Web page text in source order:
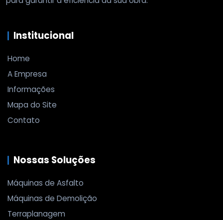
Institucional
Home
A Empresa
Informações
Mapa do Site
Contato
Nossas Soluções
Máquinas de Asfalto
Máquinas de Demolição
Terraplanagem